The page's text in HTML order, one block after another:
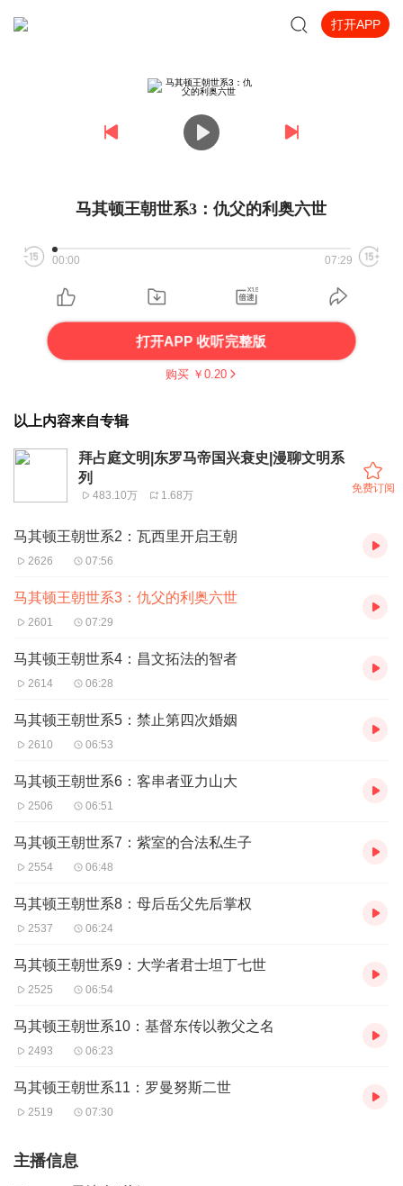
打开APP
马其顿王朝世系3：仇父的利奥六世
00:00 07:29
打开APP 收听完整版
购买 ￥ 0.20
以上内容来自专辑
拜占庭文明|东罗马帝国兴衰史|漫聊文明系
列
483.10万 1.68万
免费订阅
马其顿王朝世系2：瓦西里开启王朝
2626 07:56
马其顿王朝世系3：仇父的利奥六世
2601 07:29
马其顿王朝世系4：昌文拓法的智者
2614 06:28
马其顿王朝世系5：禁止第四次婚姻
2610 06:53
马其顿王朝世系6：客串者亚力山大
2506 06:51
马其顿王朝世系7：紫室的合法私生子
2554 06:48
马其顿王朝世系8：母后岳父先后掌权
2537 06:24
马其顿王朝世系9：大学者君士坦丁七世
2525 06:54
马其顿王朝世系10：基督东传以教父之名
2493 06:23
马其顿王朝世系11：罗曼努斯二世
2519 07:30
主播信息